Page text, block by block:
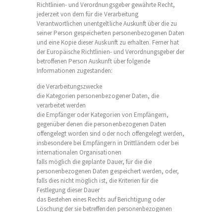
Richtlinien- und Verordnungsgeber gewährte Recht,
jederzeit von dem für die Verarbeitung
Verantwortlichen unentgeltliche Auskunft über die zu
seiner Person gespeicherten personenbezogenen Daten
und eine Kopie dieser Auskunft zu erhalten. Ferner hat
der Europäische Richtlinien- und Verordnungsgeber der
betroffenen Person Auskunft über folgende
Informationen zugestanden:
die Verarbeitungszwecke
die Kategorien personenbezogener Daten, die
verarbeitet werden
die Empfänger oder Kategorien von Empfängern,
gegenüber denen die personenbezogenen Daten
offengelegt worden sind oder noch offengelegt werden,
insbesondere bei Empfängern in Drittländern oder bei
internationalen Organisationen
falls möglich die geplante Dauer, für die die
personenbezogenen Daten gespeichert werden, oder,
falls dies nicht möglich ist, die Kriterien für die
Festlegung dieser Dauer
das Bestehen eines Rechts auf Berichtigung oder
Löschung der sie betreffenden personenbezogenen